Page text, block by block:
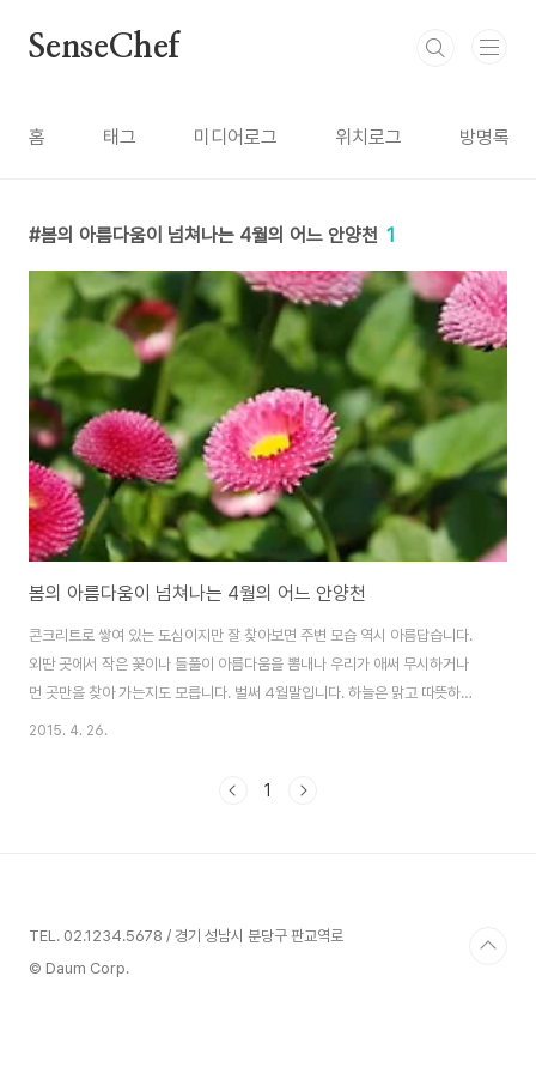
SenseChef
홈 태그 미디어로그 위치로그 방명록
봄의 아름다움이 넘쳐나는 4월의 어느 안양천 1
봄의 아름다움이 넘쳐나는 4월의 어느 안양천
콘크리트로 쌓여 있는 도심이지만 잘 찾아보면 주변 모습 역시 아름답습니다.
외딴 곳에서 작은 꽃이나 들풀이 아름다움을 뽐내나 우리가 애써 무시하거나
먼 곳만을 찾아 가는지도 모릅니다. 벌써 4월말입니다. 하늘은 맑고 따뜻하며
황사, 미세먼지도 거의 없는 기분 좋은 날입니다. 모처럼 주말을 맞이하여 카메
DSLR 카메라 하나 들쳐메고 그냥 길을 나섭니다. 묵직한 카메라의 무게가 어
2015. 4. 26.
1
TEL. 02.1234.5678 / 경기 성남시 분당구 판교역로
© Daum Corp.